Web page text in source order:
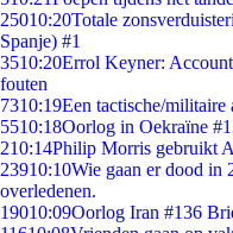
25010:20Totale
Spanje) #1
3510:20Errol Keyner:
fouten
7310:19Een tactische/militaire
5510:18Oorlog in Oekraïne
210:14Philip Morris gebruikt
23910:10Wie gaan er dood in
overledenen.
19010:09Oorlog Iran #136